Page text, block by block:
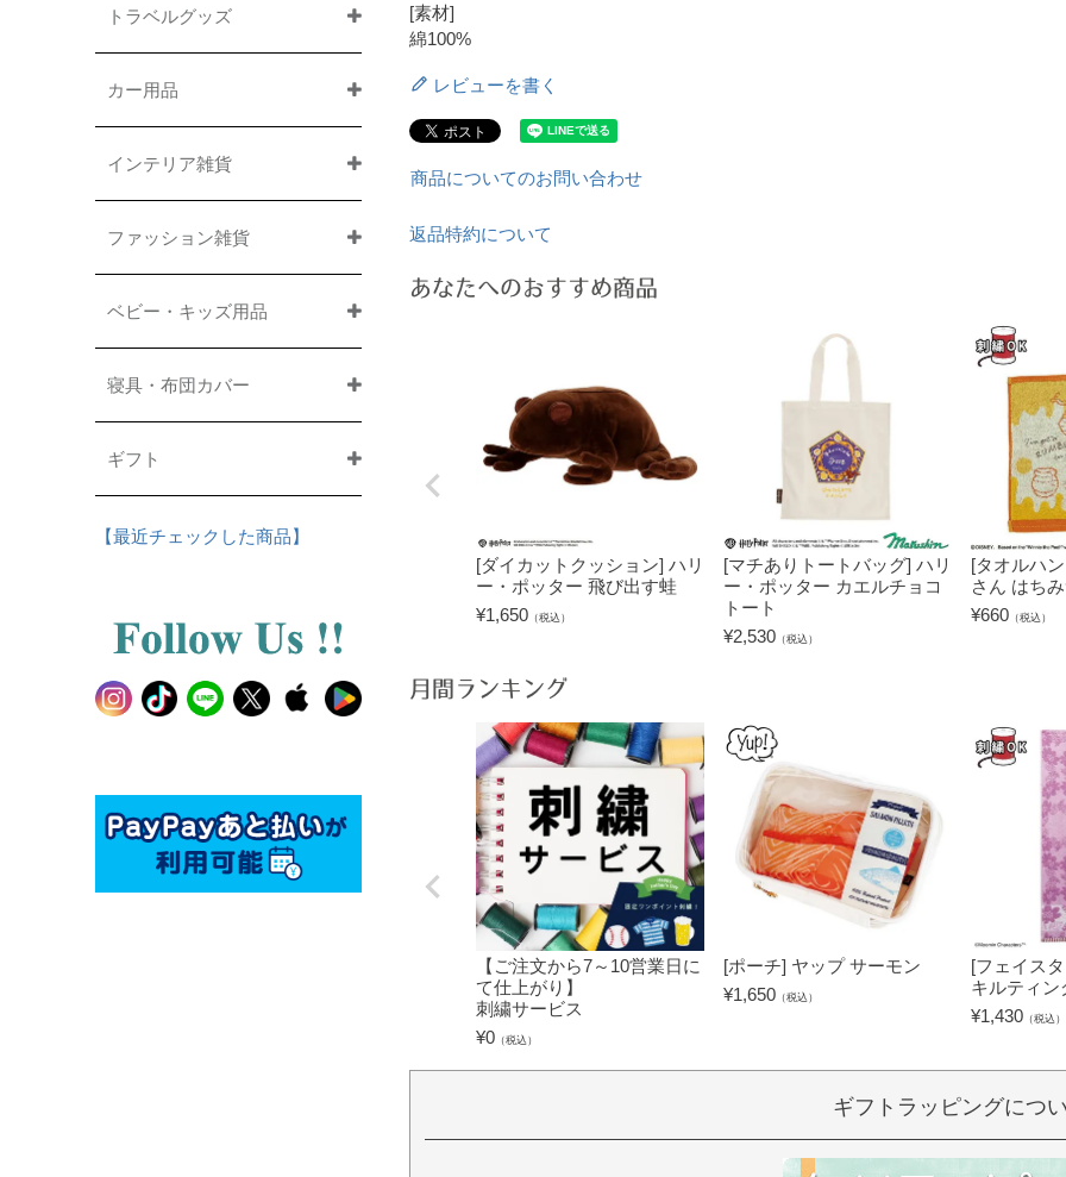
トラベルグッズ
カー用品
インテリア雑貨
ファッション雑貨
ベビー・キッズ用品
寝具・布団カバー
ギフト
【最近チェックした商品】
[素材]
綿100%
レビューを書く
商品についてのお問い合わせ
返品特約について
あなたへのおすすめ商品
[ダイカットクッション] ハリ
ー・ポッター 飛び出す蛙
¥1,650 （税込）
[マチありトートバッグ] ハリ
ー・ポッター カエルチョコ
トート
¥2,530 （税込）
[タオルハ
さん はち
¥660 （税込）
月間ランキング
【ご注文から7～10営業日に
て仕上がり】
刺繍サービス
¥0 （税込）
[ポーチ] ヤップ サーモン
¥1,650 （税込）
[フェイス
キルティン
¥1,430 （税込）
ギフトラッピングにつ